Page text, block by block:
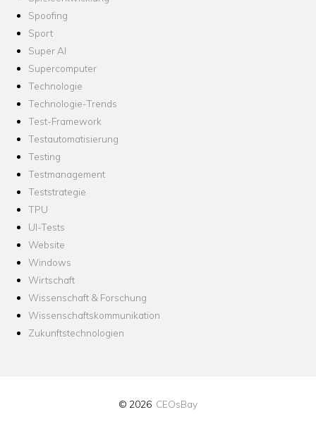
Spoofing
Sport
Super AI
Supercomputer
Technologie
Technologie-Trends
Test-Framework
Testautomatisierung
Testing
Testmanagement
Teststrategie
TPU
UI-Tests
Website
Windows
Wirtschaft
Wissenschaft & Forschung
Wissenschaftskommunikation
Zukunftstechnologien
© 2026 CEOsBay